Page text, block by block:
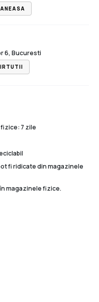
6, Bucuresti
7 zile
fi ridicate din magazinele
magazinele fizice.